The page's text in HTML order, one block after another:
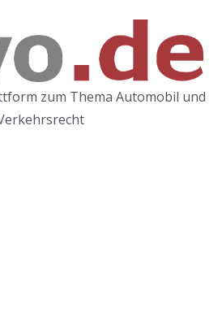
zum Thema Automobil und